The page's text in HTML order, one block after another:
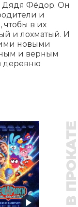
Дядя Фёдор. Он
и
чтобы в их
и лохматый. И
новыми
и верным
деревню
В